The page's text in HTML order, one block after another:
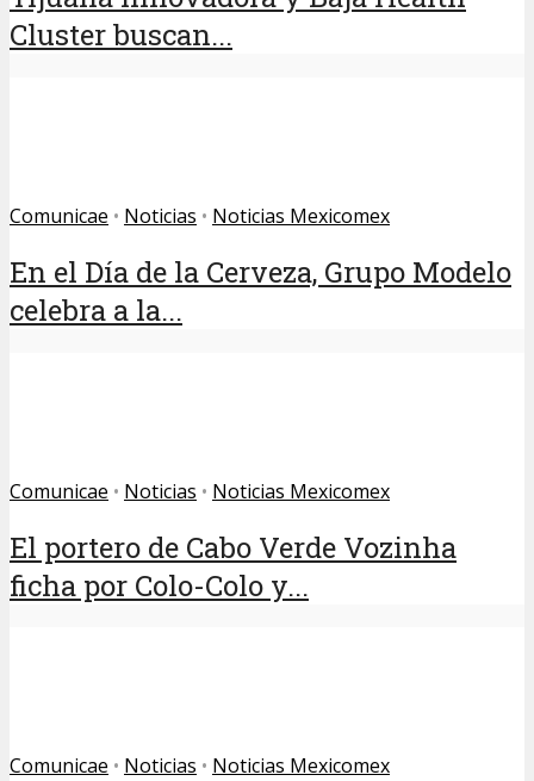
Cluster buscan...
Comunicae • Noticias • Noticias Mexicomex
En el Día de la Cerveza, Grupo Modelo
celebra a la...
Comunicae • Noticias • Noticias Mexicomex
El portero de Cabo Verde Vozinha
ficha por Colo-Colo y...
Comunicae • Noticias • Noticias Mexicomex